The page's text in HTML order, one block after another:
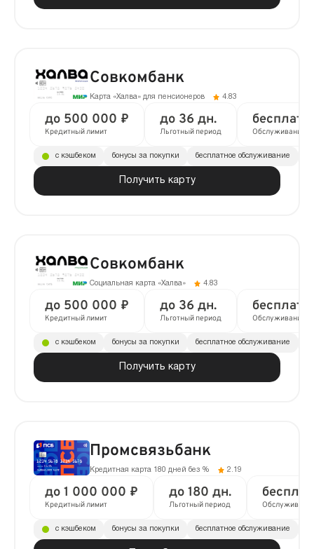
Совкомбанк
Карта «Халва» для пенсионеров 4.83
до 500 000 ₽
Кредитный лимит
до 36 дн.
Льготный период Обслуживание
Получить карту
с кэшбеком бонусы за покупки бесплатное обслуживание
Совкомбанк
Социальная карта «Халва» 4.83
до 500 000 ₽
Кредитный лимит
до 36 дн.
Льготный период Обслуживание
Получить карту
с кэшбеком бонусы за покупки бесплатное обслуживание
Промсвязьбанк
Кредитная карта 180 дней без % 2.19
до 1 000 000 ₽
Кредитный лимит
до 180 дн.
Льготный период
с кэшбеком бонусы за покупки бесплатное обслуживание